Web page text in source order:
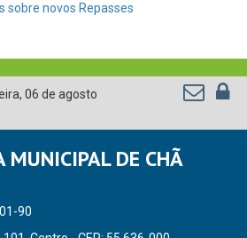
sobre novos Repasses
, 06 de agosto
MUNICIPAL DE CHÃ
90